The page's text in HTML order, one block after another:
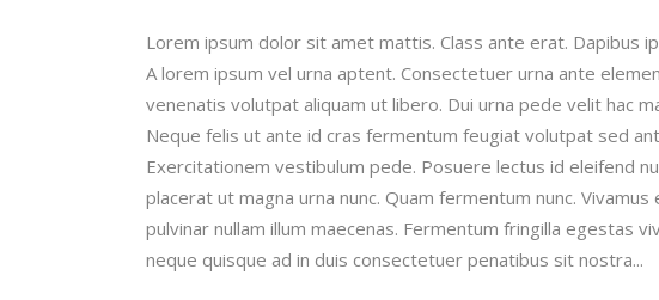
Lorem ipsum dolor sit amet mattis. Class ante erat. Dapibus
A lorem ipsum vel urna aptent. Consectetuer urna ante
venenatis volutpat aliquam ut libero. Dui urna pede velit hac
Neque felis ut ante id cras fermentum feugiat volutpat sed
Exercitationem vestibulum pede. Posuere lectus id eleifend
placerat ut magna urna nunc. Quam fermentum nunc.
pulvinar nullam illum maecenas. Fermentum fringilla egestas
neque quisque ad in duis consectetuer penatibus sit nostra...